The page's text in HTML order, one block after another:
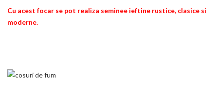
Cu acest focar se pot realiza seminee ieftine rustice, clasice si
moderne.